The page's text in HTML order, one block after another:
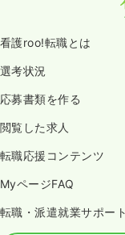
看護roo!転職とは
選考状況
応募書類を作る
閲覧した求人
転職応援コンテンツ
MyページFAQ
転職・派遣就業サポー